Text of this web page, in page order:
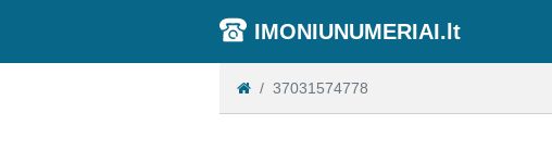
IMONIUNUMERIAI.lt
37031574778